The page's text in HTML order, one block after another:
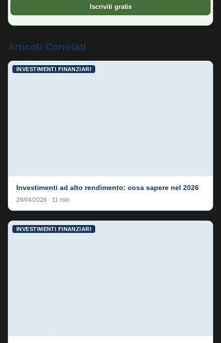
Iscriviti gratis
Articoli Correlati
INVESTIMENTI FINANZIARI
Investimenti ad alto rendimento: cosa sapere nel 2026
29/04/2026 · 11 min
INVESTIMENTI FINANZIARI